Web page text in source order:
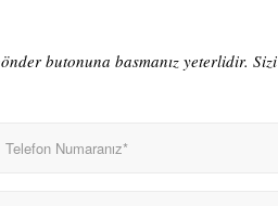
butonuna basmanız yeterlidir. Sizi